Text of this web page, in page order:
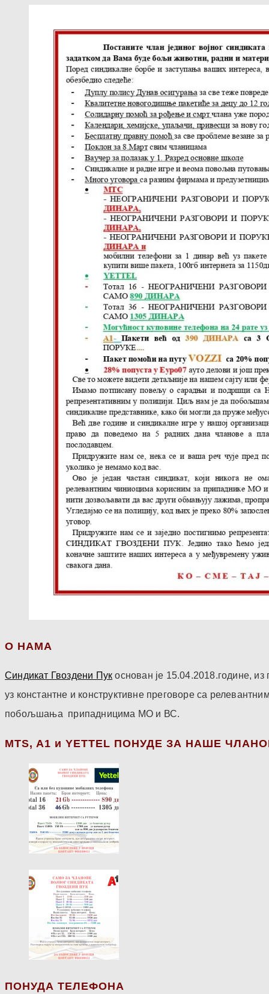
О НАМА
Синдикат Гвоздени Пук основан је 15.04.2018.године,
уз константне и конструктивне преговоре са
побољшања припадницима МО и ВС.
МТS, A1 и YETTEL ПОНУДЕ ЗА НАШЕ
ПОНУДА ТЕЛЕФОНА